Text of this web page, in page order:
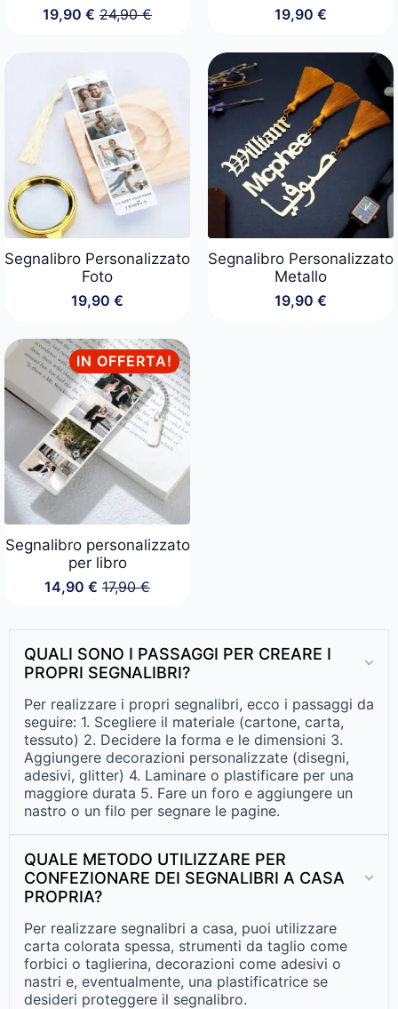
24,90€
Il
24,90 €.
19,90€ Il
19,90 €.
19,90 €
Segnalibro Personalizzato
Foto
19,90 €
Segnalibro Personalizzato
Metallo
19,90 €
IN OFFERTA!
Segnalibro personalizzato
per libro
17,90€
Il
era:
17,90 €.
14,90€Il
è:
14,90 €.
QUALI SONO I PASSAGGI PER CREARE I
PROPRI SEGNALIBRI?
Per realizzare i propri segnalibri, ecco i passaggi da
seguire: 1. Scegliere il materiale (cartone, carta,
tessuto) 2. Decidere la forma e le dimensioni 3.
Aggiungere decorazioni personalizzate (disegni,
adesivi, glitter) 4. Laminare o plastificare per una
maggiore durata 5. Fare un foro e aggiungere un
nastro o un filo per segnare le pagine.
QUALE METODO UTILIZZARE PER
CONFEZIONARE DEI SEGNALIBRI A CASA
PROPRIA?
Per realizzare segnalibri a casa, puoi utilizzare
carta colorata spessa, strumenti da taglio come
forbici o taglierina, decorazioni come adesivi o
nastri e, eventualmente, una plastificatrice se
desideri proteggere il segnalibro.